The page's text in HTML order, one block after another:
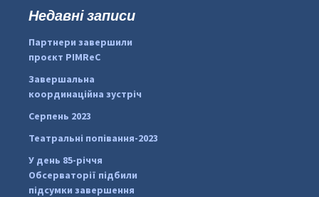
#PipIvanToday
pimrec_project
:Недавні записи
Партнери завершили
проєкт PIMReC
Завершальна
координаційна зустріч
Серпень 2023
Театральні попівання-2023
У день 85-річчя
Обсерваторії підбили
підсумки завершення